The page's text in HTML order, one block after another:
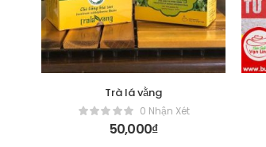
Trà lá vằng
0 Nhận Xét
50,000₫